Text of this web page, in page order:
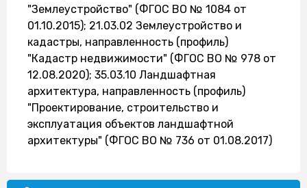
"Землеустройство" (ФГОС ВО № 1084 от
01.10.2015); 21.03.02 Землеустройство и
кадастры, направленность (профиль)
"Кадастр недвижимости" (ФГОС ВО № 978 от
12.08.2020); 35.03.10 Ландшафтная
архитектура, направленность (профиль)
"Проектирование, строительство и
эксплуатация объектов ландшафтной
архитектуры" (ФГОС ВО № 736 от 01.08.2017)